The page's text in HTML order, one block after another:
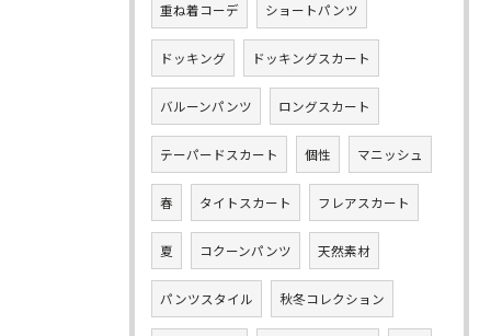
重ね着コーデ ショートパンツ
ドッキング ドッキングスカート
バルーンパンツ ロングスカート
テーパードスカート 個性 マニッシュ
春 タイトスカート フレアスカート
夏 コクーンパンツ 天然素材
パンツスタイル 秋冬コレクション